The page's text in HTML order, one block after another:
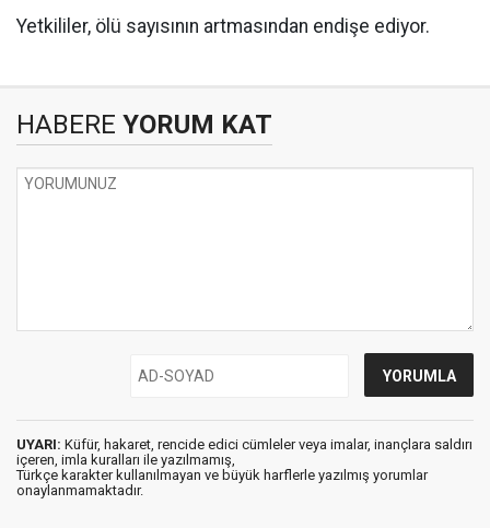
Yetkililer, ölü sayısının artmasından endişe ediyor.
HABERE YORUM KAT
UYARI: Küfür, hakaret, rencide edici cümleler veya imalar, inançlara saldırı
içeren, imla kuralları ile yazılmamış,
Türkçe karakter kullanılmayan ve büyük harflerle yazılmış yorumlar
onaylanmamaktadır.